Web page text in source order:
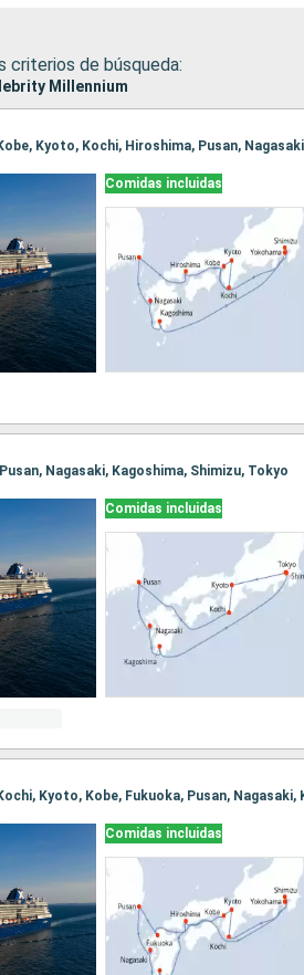
criterios de búsqueda:
Millennium
Kyoto, Kochi, Hiroshima, Pusan,
Comidas incluidas
Nagasaki, Kagoshima, Shimizu, Tokyo
Comidas incluidas
Comidas incluidas